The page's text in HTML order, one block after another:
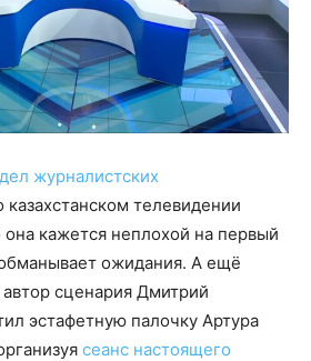
журналистских
телевидении
кажется неплохой на первый
ожидания. А ещё
сценария Дмитрий
эстафетную палочку Артура
сеанс настоящего